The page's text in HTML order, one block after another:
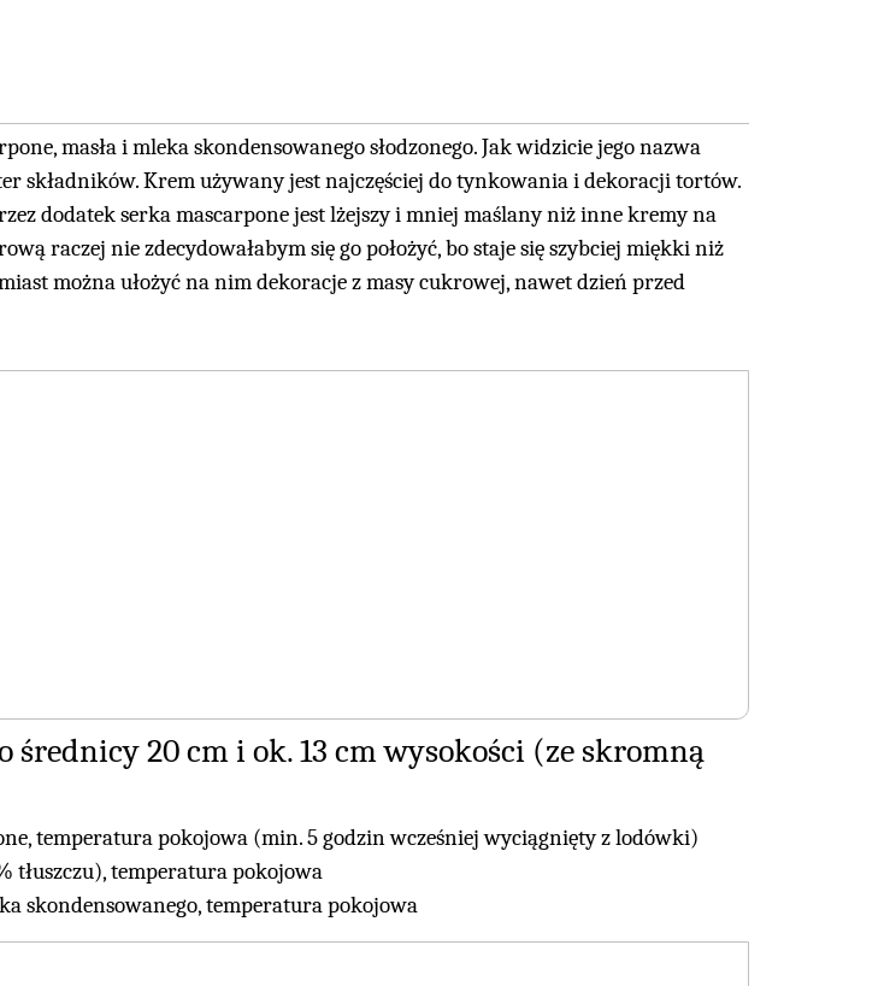
masła i mleka skondensowanego słodzonego. Jak widzicie jego nazwa
składników. Krem używany jest najczęściej do tynkowania i dekoracji tortów.
dodatek serka mascarpone jest lżejszy i mniej maślany niż inne kremy na
raczej nie zdecydowałabym się go położyć, bo staje się szybciej miękki niż
można ułożyć na nim dekoracje z masy cukrowej, nawet dzień przed
średnicy 20 cm i ok. 13 cm wysokości (ze skromną
temperatura pokojowa (min. 5 godzin wcześniej wyciągnięty z lodówki)
tłuszczu), temperatura pokojowa
skondensowanego, temperatura pokojowa